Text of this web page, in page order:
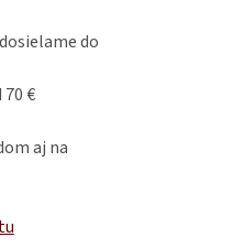
do
€
aj na
tu